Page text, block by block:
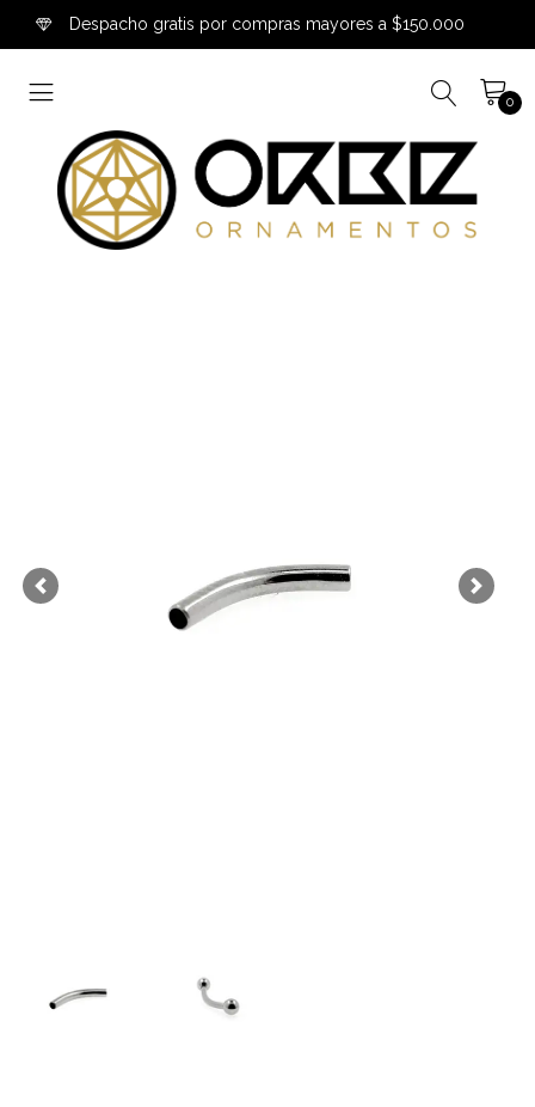
Despacho gratis por compras mayores a $150.000
0
Previous Next